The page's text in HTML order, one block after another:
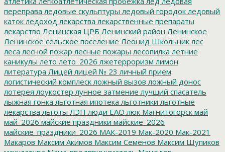
переправа ледовые скульптуры ледовый городок ледовый
каток ледоход лекарства лекарственные препараты
лекарство Ленинская ЦРБ Ленинский район Ленинское
Ленинское сельское поселение Леонид Школьник лес
леса лесной пожар лесные пожары лесопилка летние
каникулы лето лето_2026 лжетерроризм лимон
литература Лицей лицей № 23 личный прием
логистический комплеск ложный вызов ложный донос
лотерея лоукостер лунное затмение лучший спасатель
лыжная гонка льготная ипотека льготники льготные
лекарства льготы ЛЭП люди ЕАО люк Магнитогорск май
май_2026 майские праздники майские_2026
майские_праздники_2026 МАК-2019 Мак-2020 Мак-2021
Макаров Максим Акимов Максим Семенов Максим Шупиков